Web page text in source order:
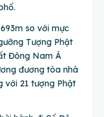
so với mực
Tượng Phật
Đông Nam Á
đương tòa nhà
với 21 tượng Phật